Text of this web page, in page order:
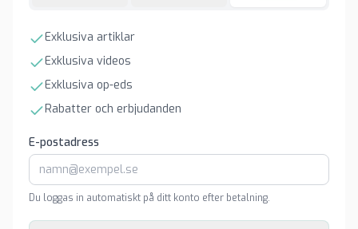
Exklusiva artiklar
Exklusiva videos
Exklusiva op-eds
Rabatter och erbjudanden
E-postadress
Du loggas in automatiskt på ditt konto efter betalning.